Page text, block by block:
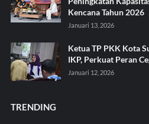
Kencana Tahun 2026
Januari 13, 2026
Ketua TP PKK Kota
IKP, Perkuat Peran
Januari 12, 2026
TRENDING